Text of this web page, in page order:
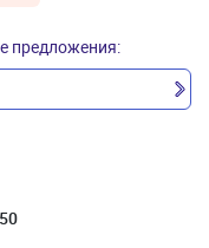
предложения: